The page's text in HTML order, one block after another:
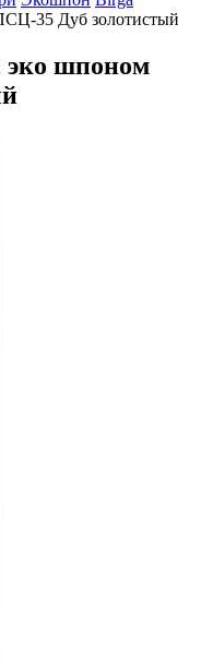
35 Дуб золотистый
эко шпоном